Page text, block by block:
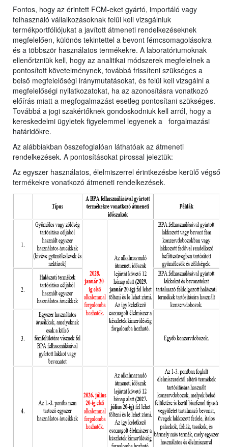
Fontos, hogy az érintett FCM-eket gyártó, importáló vagy
felhasználó vállalkozásoknak felül kell vizsgálniuk
termékportfóliójukat a javított átmeneti rendelkezéseknek
megfelelően, különös tekintettel a bevont fémcsomagolásokra
és a többször használatos termékekre. A laboratóriumoknak
ellenőrizniük kell, hogy az analitikai módszerek megfelelnek a
pontosított követelménynek, továbbá frissíteni szükséges a
belső megfelelőségi iránymutatásokat, és felül kell vizsgálni a
megfelelőségi nyilatkozatokat, ha az azonosításra vonatkozó
előírás miatt a megfogalmazást esetleg pontosítani szükséges.
Továbbá a jogi szakértőknek gondoskodniuk kell arról, hogy a
kereskedelmi ügyletek figyelemmel legyenek a forgalmazási
határidőkre.
Az alábbiakban összefoglalóan láthatóak az átmeneti
rendelkezések. A pontosításokat pirossal jeleztük:
Az egyszer használatos, élelmiszerrel érintkezésbe kerülő végső
termékekre vonatkozó átmeneti rendelkezések.